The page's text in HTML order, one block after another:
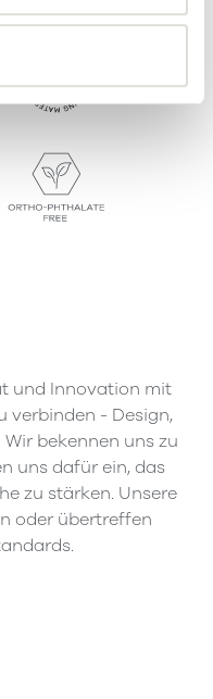
und Innovation mit
verbinden - Design,
bekennen uns zu
uns dafür ein, das
zu stärken. Unsere
oder übertreffen